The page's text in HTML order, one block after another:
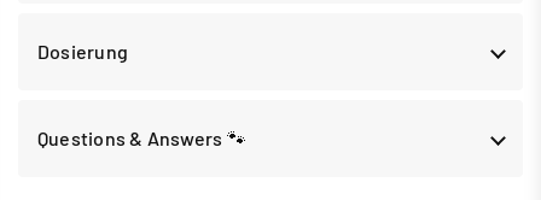
Dosierung
Questions & Answers 🐾